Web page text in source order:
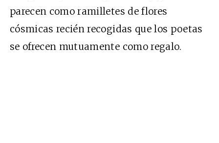
parecen como ramilletes de flores
cósmicas recién recogidas que los poetas
se ofrecen mutuamente como regalo.